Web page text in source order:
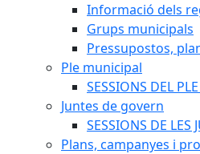
Informació dels
Grups municipals
Pressupostos,
Ple municipal
SESSIONS DEL
Juntes de govern
SESSIONS DE LES
Plans, campanyes i